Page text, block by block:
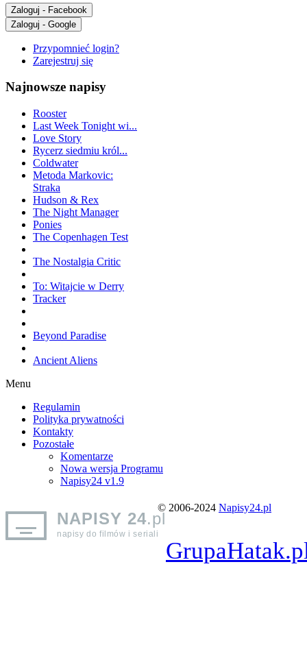
Zaloguj - Facebook
Zaloguj - Google
Przypomnieć login?
Zarejestruj się
Najnowsze napisy
Rooster
Last Week Tonight wi...
Love Story
Rycerz siedmiu król...
Coldwater
Metoda Markovic:
Straka
Hudson & Rex
The Night Manager
Ponies
The Copenhagen Test
The Nostalgia Critic
To: Witajcie w Derry
Tracker
Beyond Paradise
Ancient Aliens
Menu
Regulamin
Polityka prywatności
Kontakty
Pozostałe
Komentarze
Nowa wersja Programu
Napisy24 v1.9
© 2006-2024 Napisy24.pl
NAPISY 24.pl
napisy do filmów i seriali